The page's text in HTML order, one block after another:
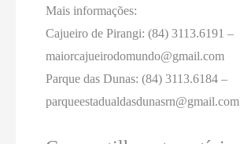
Mais informações:
Cajueiro de Pirangi: (84) 3113.6191 –
maiorcajueirodomundo@gmail.com
Parque das Dunas: (84) 3113.6184 –
parqueestadualdasdunasrn@gmail.com